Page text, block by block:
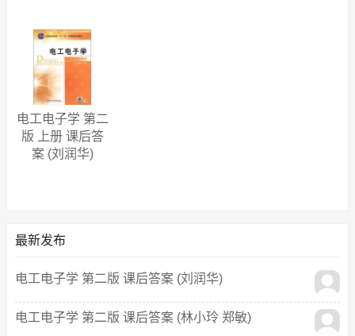
电工电子学 第二
版 上册 课后答
案 (刘润华)
最新发布
电工电子学 第二版 课后答案 (刘润华)
电工电子学 第二版 课后答案 (林小玲 郑敏)